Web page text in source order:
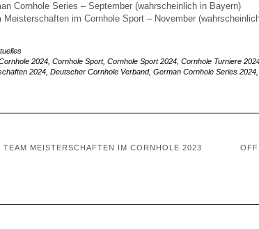
Cornhole Series – September (wahrscheinlich in Bayern)
Meisterschaften im Cornhole Sport – November
2024, Cornhole Sport, Cornhole Sport 2024, Cornhole Turniere
2024 Deutscher Cornhole Verband, German Cornhole Series 2024
TEAM MEISTERSCHAFTEN IM CORNHOLE 2023